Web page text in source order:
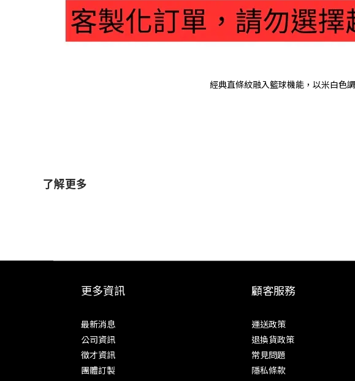
經典直條紋融入籃球機能，以米白色
了解更多
更多資訊
最新消息
公司資訊
徵才資訊
團體訂製
顧客服務
運送政策
退換貨政策
常見問題
隱私條款